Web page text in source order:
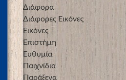
Διάφορα
Διάφορες Εικόνες
Εικόνες
Επιστήμη
Ευθυμία
Παιχνίδια
Παράξενα